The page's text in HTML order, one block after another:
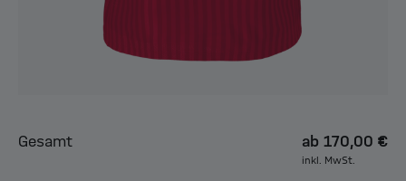
Gesamt ab 170,00 €
inkl. MwSt.